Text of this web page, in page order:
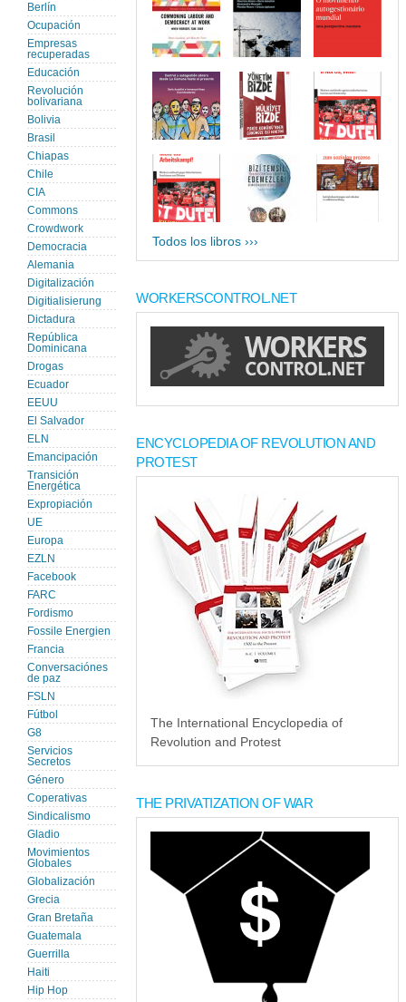
Berlín
Ocupación
Empresas
recuperadas
Educación
Revolución
bolivariana
Bolivia
Brasil
Chiapas
Chile
CIA
Commons
Crowdwork
Democracia
Alemania
Digitalización
Digitialisierung
Dictadura
República
Dominicana
Drogas
Ecuador
EEUU
El Salvador
ELN
Emancipación
Transición
Energética
Expropiación
UE
Europa
EZLN
Facebook
FARC
Fordismo
Fossile Energien
Francia
Conversaciónes
de paz
FSLN
Fútbol
G8
Servicios
Secretos
Género
Coperativas
Sindicalismo
Gladio
Movimientos
Globales
Globalización
Grecia
Gran Bretaña
Guatemala
Guerrilla
Haiti
Hip Hop
Todos los libros ›››
WORKERSCONTROL.NET
ENCYCLOPEDIA OF REVOLUTION AND
PROTEST
The International Encyclopedia of
Revolution and Protest
THE PRIVATIZATION OF WAR